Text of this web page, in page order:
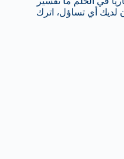
لديك أي تساؤل، اترك